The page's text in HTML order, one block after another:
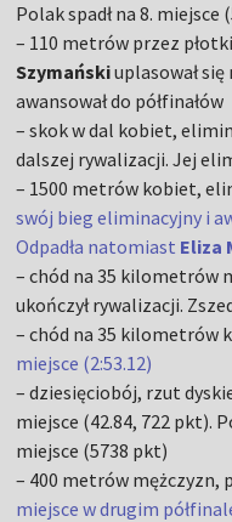
Polak spadł na 8. miejsce
– 110 metrów przez
Szymańskiuplasował
awansował do półfinałów
– skok w dal kobiet,
dalszej rywalizacji. Jej
– 1500 metrów kobiet,
swój bieg eliminacyjny i
Odpadła natomiast Eliza
– chód na 35 kilometrów
ukończył rywalizacji.
– chód na 35 kilometrów
miejsce (2:53.12)
– dziesięciobój, rzut
miejsce (42.84, 722 pkt).
miejsce (5738 pkt)
– 400 metrów mężczyzn,
miejsce w drugim